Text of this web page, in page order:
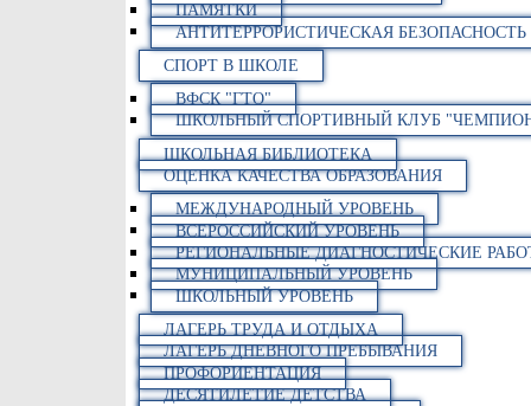
ПАМЯТКИ
АНТИТЕРРОРИСТИЧЕСКАЯ БЕЗОПАСНОСТЬ
СПОРТ В ШКОЛЕ
ВФСК "ГТО"
ШКОЛЬНЫЙ СПОРТИВНЫЙ КЛУБ
ШКОЛЬНАЯ БИБЛИОТЕКА
ОЦЕНКА КАЧЕСТВА ОБРАЗОВАНИЯ
МЕЖДУНАРОДНЫЙ УРОВЕНЬ
ВСЕРОССИЙСКИЙ УРОВЕНЬ
РЕГИОНАЛЬНЫЕ ДИАГНОСТИЧЕСКИЕ
МУНИЦИПАЛЬНЫЙ УРОВЕНЬ
ШКОЛЬНЫЙ УРОВЕНЬ
ЛАГЕРЬ ТРУДА И ОТДЫХА
ЛАГЕРЬ ДНЕВНОГО ПРЕБЫВАНИЯ
ПРОФОРИЕНТАЦИЯ
ДЕСЯТИЛЕТИЕ ДЕТСТВА